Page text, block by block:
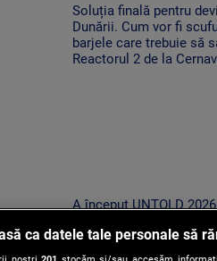
Soluția finală pentru
Dunării. Cum vor fi
barjele care trebuie să
Reactorul 2 de la
A început UNTOLD
nouă scene din Cluj-
ca datele tale personale să